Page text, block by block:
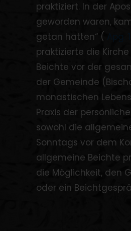
praktiziert. In der
geworden waren,
getan hatten“ (
praktizierte die
Beichte vor der
der Gemeinde
monastischen
Praxis der
sowohl die
Sonntags vor dem
allgemeine Beichte
die Möglichkeit, den
oder ein